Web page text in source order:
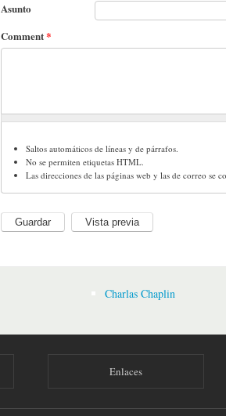
Asunto
Comment*
Saltos automáticos de líneas y de párrafos.
No se permiten etiquetas HTML.
Las direcciones de las páginas web y las de correo se
Charlas Chaplin
Enlaces